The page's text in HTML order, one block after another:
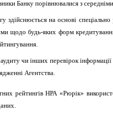
Банку порівнювалися з
здійснюється на основі
щодо будь-яких форм
чи інших перевірок інформації
Агентства.
рейтингів НРА «Рюрік»